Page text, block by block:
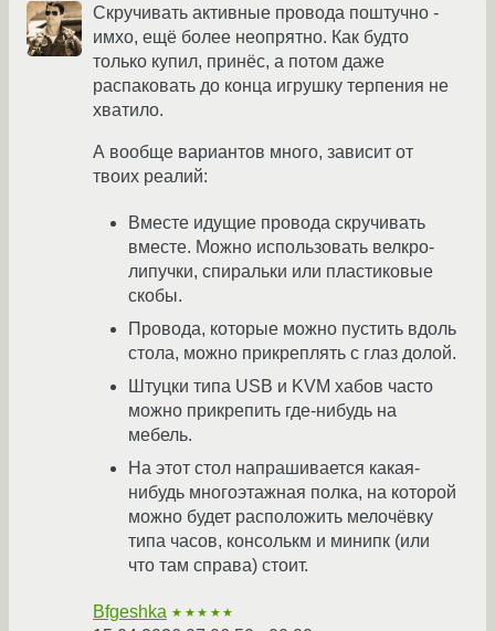
Скручивать активные провода поштучно -
имхо, ещё более неопрятно. Как будто
только купил, принёс, а потом даже
распаковать до конца игрушку терпения не
хватило.
А вообще вариантов много, зависит от
твоих реалий:
Вместе идущие провода скручивать
вместе. Можно использовать велкро-
липучки, спиральки или пластиковые
скобы.
Провода, которые можно пустить вдоль
стола, можно прикреплять с глаз долой.
Штуцки типа USB и KVM хабов часто
можно прикрепить где-нибудь на
мебель.
На этот стол напрашивается какая-
нибудь многоэтажная полка, на которой
можно будет расположить мелочёвку
типа часов, консолькм и минипк (или
что там справа) стоит.
Bfgeshka ★★★★★